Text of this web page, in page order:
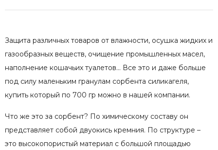
Защита различных товаров от влажности, осушка жидких и
газообразных веществ, очищение промышленных масел,
наполнение кошачьих туалетов… Все это и даже больше
под силу маленьким гранулам сорбента силикагеля,
купить который по 700 гр можно в нашей компании.
Что же это за сорбент? По химическому составу он
представляет собой двуокись кремния. По структуре –
это высокопористый материал с большой площадью